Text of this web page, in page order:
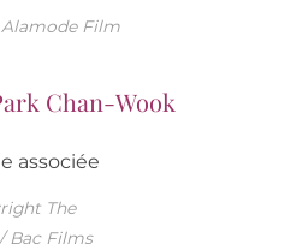
Film
Chan-Wook
The
Bac Films